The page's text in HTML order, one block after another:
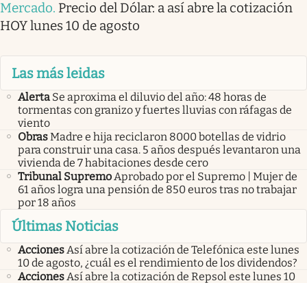
Mercado. Precio del Dólar: a así abre la cotización
HOY lunes 10 de agosto
Las más leidas
Alerta Se aproxima el diluvio del año: 48 horas de
tormentas con granizo y fuertes lluvias con ráfagas de
viento
ObrasMadre e hija reciclaron 8000 botellas de vidrio
para construir una casa. 5 años después levantaron una
vivienda de 7 habitaciones desde cero
Tribunal SupremoAprobado por el Supremo | Mujer de
61 años logra una pensión de 850 euros tras no trabajar
por 18 años
Últimas Noticias
AccionesAsí abre la cotización de Telefónica este lunes
10 de agosto, ¿cuál es el rendimiento de los dividendos?
AccionesAsí abre la cotización de Repsol este lunes 10